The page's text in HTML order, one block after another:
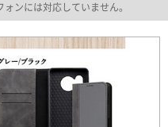
ンには対応していません。